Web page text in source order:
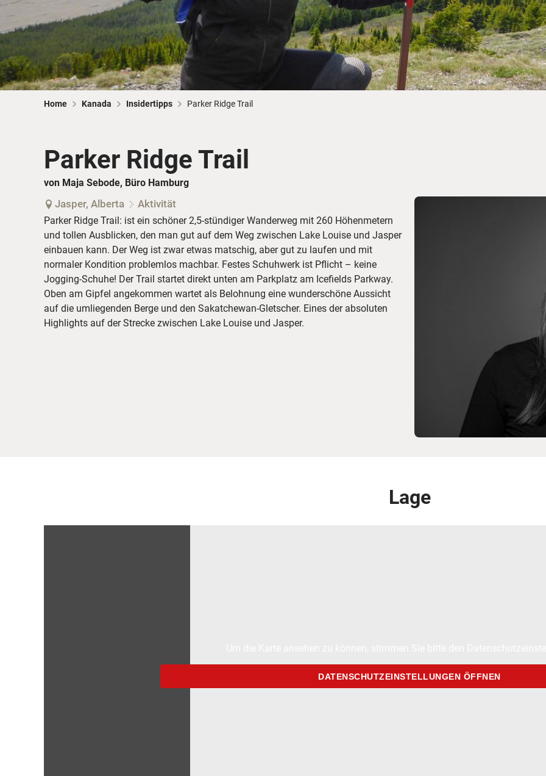
© ShaneMyersPhoto
Busreisen
© Chris Frey
Skireisen
Routen­vorschläge
© Swissmediavision/ ...
CANUSA-Magazin
Reisebüro-Service
Über uns
Home Kanada Insidertipps Parker Ridge Trail
Parker Ridge Trail
von Maja Sebode, Büro Hamburg
Jasper, Alberta Aktivität
Parker Ridge Trail: ist ein schöner 2,5-stündiger Wanderweg mit 260 Höhenmetern
und tollen Ausblicken, den man gut auf dem Weg zwischen Lake Louise und Jasper
einbauen kann. Der Weg ist zwar etwas matschig, aber gut zu laufen und mit
normaler Kondition problemlos machbar. Festes Schuhwerk ist Pflicht – keine
Jogging-Schuhe! Der Trail startet direkt unten am Parkplatz am Icefields Parkway.
Oben am Gipfel angekommen wartet als Belohnung eine wunderschöne Aussicht
auf die umliegenden Berge und den Sakatchewan-Gletscher. Eines der absoluten
Highlights auf der Strecke zwischen Lake Louise und Jasper.
Lage
DATENSCHUTZEINSTELLUNGEN ÖFFNEN